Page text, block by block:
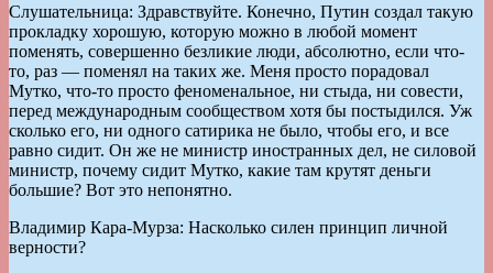
Слушательница: Здравствуйте. Конечно, Путин создал такую
прокладку хорошую, которую можно в любой момент
поменять, совершенно безликие люди, абсолютно, если что-
то, раз — поменял на таких же. Меня просто порадовал
Мутко, что-то просто феноменальное, ни стыда, ни совести,
перед международным сообществом хотя бы постыдился. Уж
сколько его, ни одного сатирика не было, чтобы его, и все
равно сидит. Он же не министр иностранных дел, не силовой
министр, почему сидит Мутко, какие там крутят деньги
большие? Вот это непонятно.
Владимир Кара-Мурза: Насколько силен принцип личной
верности?